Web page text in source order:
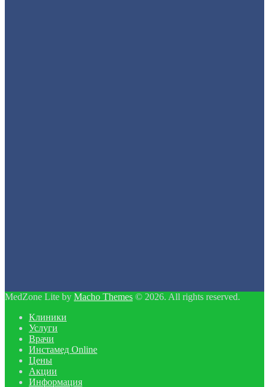
MedZone Lite by Macho Themes © 2026. All rights reserved.
Клиники
Услуги
Врачи
Инстамед Online
Цены
Акции
Информация